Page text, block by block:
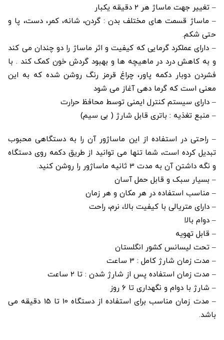
– تغییر جهت ماساژ هر 2 دقیقه یکبار
– ماساژ قسمت های مختلف بدن : گردن، شانه، کمر، دست، پا و
حتی شکم.
– دارای عملکرد گرمایی که کیفیت و اثر ماساژ را دو چندان می کند
و به کاهش درد در ماهیچه ها و بهبود گردش خون کمک کند . با
فشردن دوبار دکمه پاور، چراغ قرمز رنگ روشن شده که به این
معنی است که گرما دهی آغاز می شود
– دارای سیستم کنترل ایمنی توسط محافظ حرارت
– منبع تغذیه : باتری قابل شارژ ( بی سیم)
– راحتی در استفاده از این ماساژور آن را به دستگاهی محبوب
تبدیل کرده است، شما تنها می توانید از طریق دکمه روی دستگاه
و نگه داشتن آن به مدت 3 ثانیه ماساژور را روشن کنید.
– بسیار سبک و قابل حمل آسان
– مناسب استفاده در هر مکان و هر زمان
– دارای متریالی با کیفیت بالا، نرم، راحت
– دوام بالا
– قابل تهویه
– تحت لیسانس کشور انگلستان
– مدت زمان شارژ کامل : 3 ساعت
– مدت زمان استفاده پس از شارژ شدن : تا 2 ساعت
– شارژ با دوام و نگهداری تا 6 روز
– مدت زمان مناسب برای استفاده از دستگاه 10 تا 15 دقیقه می
باشد.